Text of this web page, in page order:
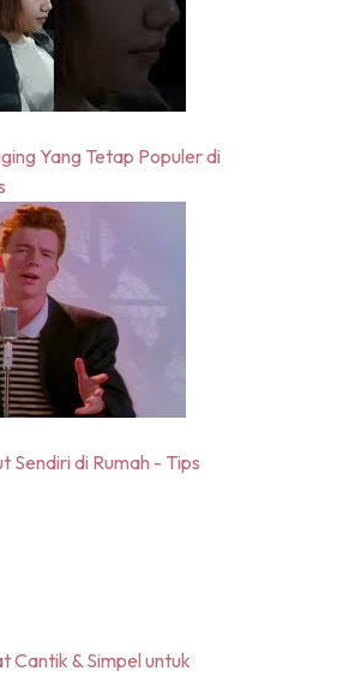
Yang Tetap Populer di
Sendiri di Rumah - Tips
Cantik & Simpel untuk